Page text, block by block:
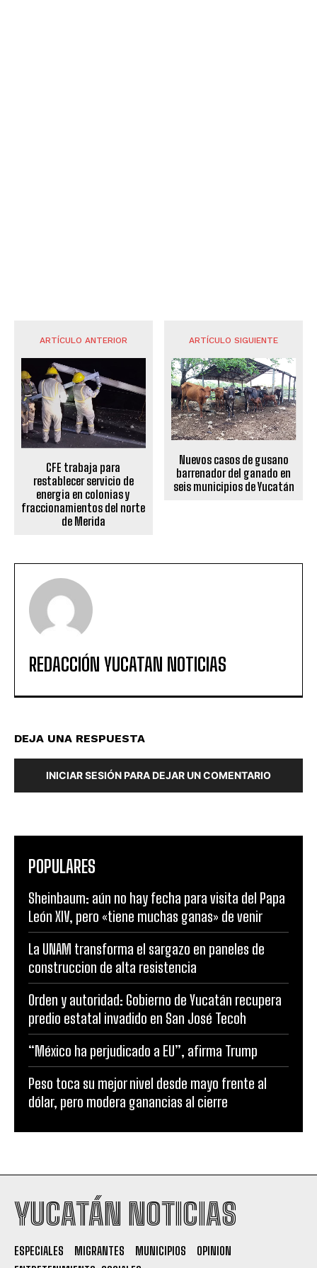
ARTÍCULO ANTERIOR
CFE trabaja para
restablecer servicio de
energia en colonias y
fraccionamientos del norte
de Merida
ARTÍCULO SIGUIENTE
Nuevos casos de gusano
barrenador del ganado en
seis municipios de Yucatán
REDACCIÓN YUCATAN NOTICIAS
DEJA UNA RESPUESTA
INICIAR SESIÓN PARA DEJAR UN COMENTARIO
POPULARES
Sheinbaum: aún no hay fecha para visita del Papa
León XIV, pero «tiene muchas ganas» de venir
La UNAM transforma el sargazo en paneles de
construccion de alta resistencia
Orden y autoridad: Gobierno de Yucatán recupera
predio estatal invadido en San José Tecoh
“México ha perjudicado a EU”, afirma Trump
Peso toca su mejor nivel desde mayo frente al
dólar, pero modera ganancias al cierre
YUCATÁN NOTICIAS
ESPECIALES MIGRANTES MUNICIPIOS
OPINION